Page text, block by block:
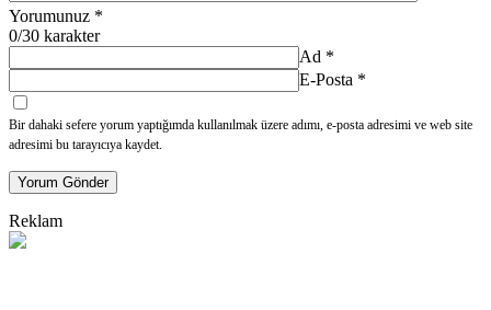
Yorumunuz *
0/30 karakter
Ad *
E-Posta *
Bir dahaki sefere yorum yaptığımda kullanılmak üzere adımı, e-posta adresimi ve web site
adresimi bu tarayıcıya kaydet.
Yorum Gönder
Reklam